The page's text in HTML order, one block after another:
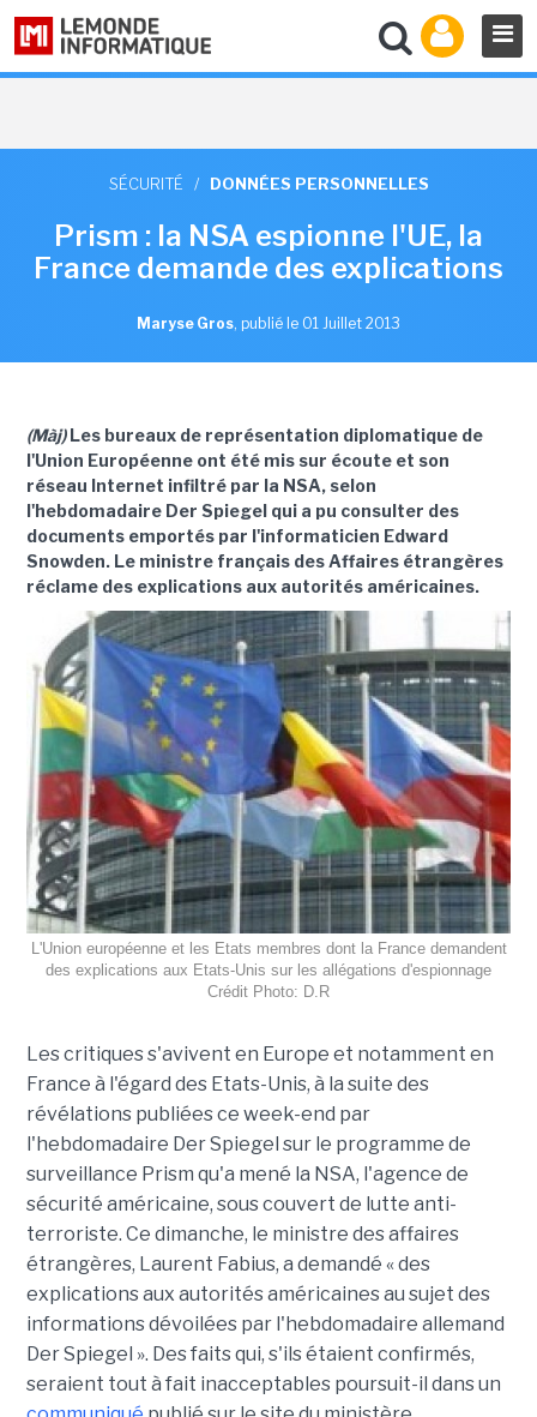
SÉCURITÉ / DONNÉES PERSONNELLES
Prism : la NSA espionne l'UE, la
France demande des explications
Maryse Gros, publié le 01 Juillet 2013
(Màj)Les bureaux de représentation diplomatique de
l'Union Européenne ont été mis sur écoute et son
réseau Internet infiltré par la NSA, selon
l'hebdomadaire Der Spiegel qui a pu consulter des
documents emportés par l'informaticien Edward
Snowden. Le ministre français des Affaires étrangères
réclame des explications aux autorités américaines.
L'Union européenne et les Etats membres dont la France demandent
des explications aux Etats-Unis sur les allégations d'espionnage
Crédit Photo: D.R
Les critiques s'avivent en Europe et notamment en
France à l'égard des Etats-Unis, à la suite des
révélations publiées ce week-end par
l'hebdomadaire Der Spiegel sur le programme de
surveillance Prism qu'a mené la NSA, l'agence de
sécurité américaine, sous couvert de lutte anti-
terroriste. Ce dimanche, le ministre des affaires
étrangères, Laurent Fabius, a demandé « des
explications aux autorités américaines au sujet des
informations dévoilées par l'hebdomadaire allemand
Der Spiegel ». Des faits qui, s'ils étaient confirmés,
seraient tout à fait inacceptables poursuit-il dans un